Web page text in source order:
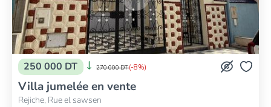
250 000 DT 270 000 DT(-8%)
Villa jumelée en vente
Rejiche, Rue el sawsen